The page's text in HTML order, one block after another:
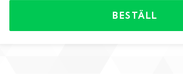
BESTÄLL